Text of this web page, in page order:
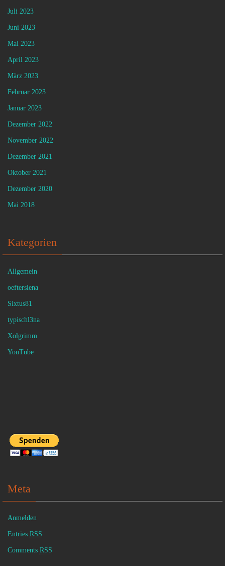
Juli 2023
Juni 2023
Mai 2023
April 2023
März 2023
Februar 2023
Januar 2023
Dezember 2022
November 2022
Dezember 2021
Oktober 2021
Dezember 2020
Mai 2018
Kategorien
Allgemein
oefterslena
Sixtus81
typischl3na
Xolgrimm
YouTube
Meta
Anmelden
Entries RSS
Comments RSS